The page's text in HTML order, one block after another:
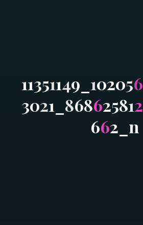
11351149 102056
3021 868625812
662 n